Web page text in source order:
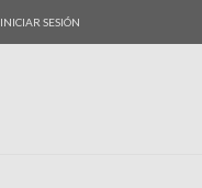
INICIAR SESIÓN